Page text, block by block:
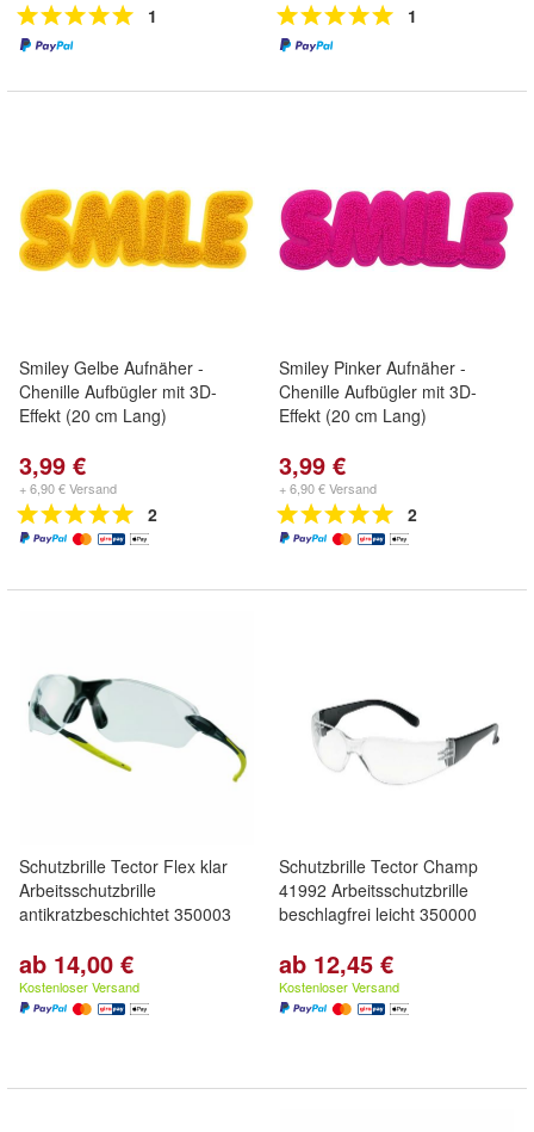
1 1
Smiley Gelbe Aufnäher -
Chenille Aufbügler mit 3D-
Effekt (20 cm Lang)
3,99 €
+ 6,90 € Versand
2
Smiley Pinker Aufnäher -
Chenille Aufbügler mit 3D-
Effekt (20 cm Lang)
3,99 €
+ 6,90 € Versand
2
Schutzbrille Tector Flex klar
Arbeitsschutzbrille
antikratzbeschichtet 350003
ab 14,00 €
Kostenloser Versand
Schutzbrille Tector Champ
41992 Arbeitsschutzbrille
beschlagfrei leicht 350000
ab 12,45 €
Kostenloser Versand